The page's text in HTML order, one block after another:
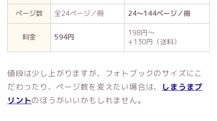
ページ数
全24ページ／冊 24～144ページ／冊
料金 594円
198円～
+130円（送料）
値段は少し上がりますが、フォトブックのサイズにこ
だわったり、ページ数を変えたい場合は、
しまうまプ
リントのほうがいいかもしれません。